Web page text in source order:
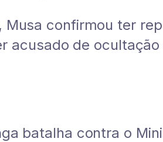
confirmou ter
acusado de
batalha contra o